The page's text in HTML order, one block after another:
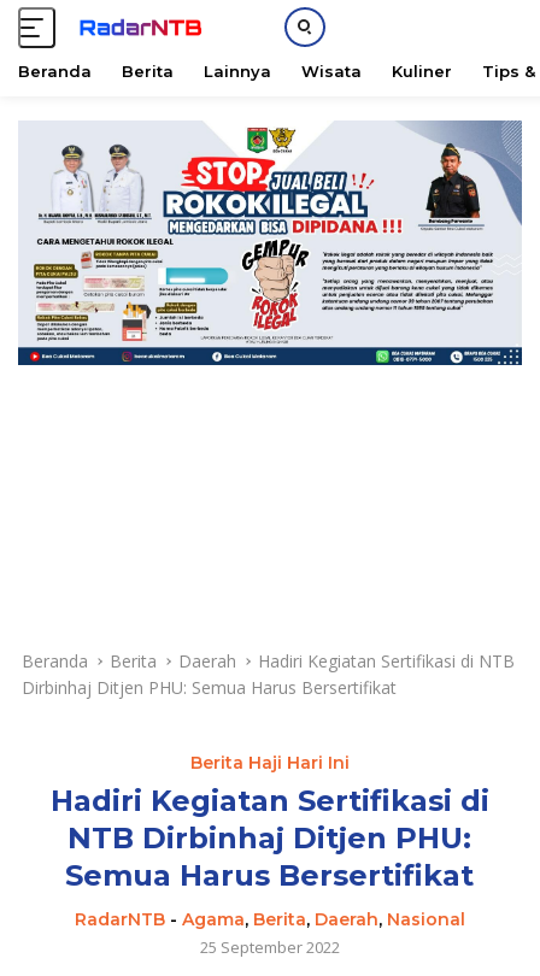
Beranda Berita Lainnya Wisata Kuliner Tips &
Beranda Berita Daerah
Hadiri Kegiatan Sertifikasi di NTB
Dirbinhaj Ditjen PHU: Semua Harus Bersertifikat
Berita Haji Hari Ini
Hadiri Kegiatan Sertifikasi di
NTB Dirbinhaj Ditjen PHU:
Semua Harus Bersertifikat
RadarNTB - Agama, Berita, Daerah, Nasional
25 September 2022